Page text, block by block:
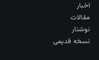
اخبار
مقالات
نوشتار
نسخه قدیمی